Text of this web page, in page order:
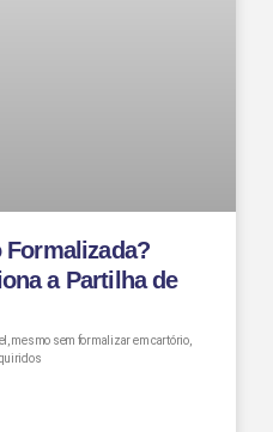
Formalizada?
a Partilha de
mesmo sem formalizar em cartório,